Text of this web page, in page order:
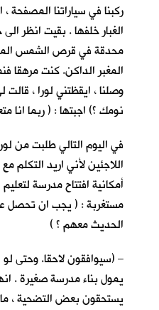
ركبنا في سياراتنا المصفحة
الغبار خلفها . بقيت انظر
محدقة في قرص الشمس
المغبر الداكن. كنت
وصلنا ، ايقظتني لورا ،
نومك ؟) اجبتها : ( ربما انا
في اليوم التالي طلبت من
اللاجئين لأني اريد التكلم
أمكانية افتتاح مدرسة
مستغربة : ( يجب ان تحصل
الحديث معهم ؟ )
– (سيوافقون لاحقا. وحتى
يمول بناء مدرسة صغيرة .
يستحقون بعض التضحية ،